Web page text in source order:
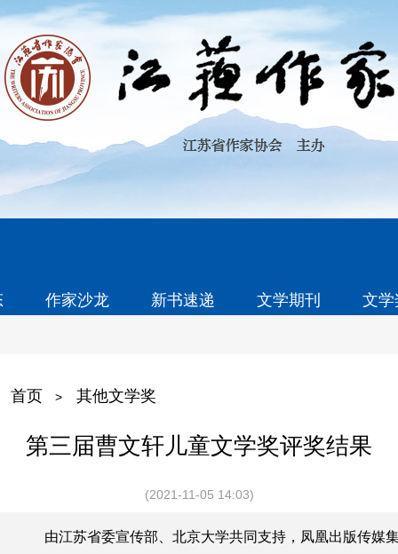
作家沙龙 新书速递 文学期刊 文
首页 > 其他文学奖
第三届曹文轩儿童文学奖评奖结果
(2021-11-05 14:03)
由江苏省委宣传部、北京大学共同支持，凤凰出版传媒